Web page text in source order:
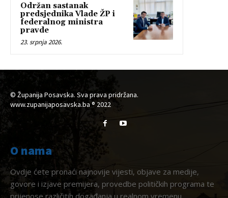
Održan sastanak
predsjednika Vlade ŽP i
federalnog ministra
pravde
23. srpnja 2026.
© Županija Posavska. Sva prava pridržana.
www.zupanijaposavska.ba ® 2022
O nama
Ovdje ćete pronaći najnovije vijesti, objave za medije,
govore i izjave premijera, provedbe političkih programa te
prijenose različitih događanja u realnom vremenu.